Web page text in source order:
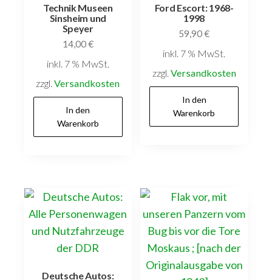
Technik Museen
Sinsheim und
Speyer
14,00€
inkl. 7 % MwSt.
zzgl.Versandkosten
In den
Warenkorb
Ford Escort: 1968-
1998
59,90€
inkl. 7 % MwSt.
zzgl. Versandkosten
In den
Warenkorb
Deutsche Autos: